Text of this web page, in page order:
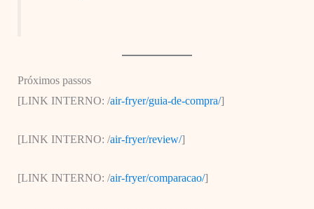
Próximos passos
[LINK INTERNO: /air-fryer/guia-de-compra/]
[LINK INTERNO: /air-fryer/review/]
[LINK INTERNO: /air-fryer/comparacao/]